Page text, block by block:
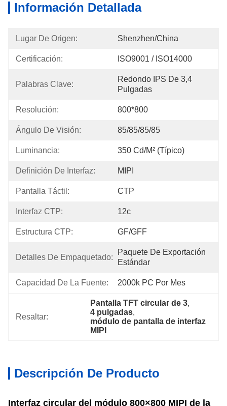
Información Detallada
Lugar De Origen: Shenzhen/China
Certificación: ISO9001 / ISO14000
Palabras Clave:
Redondo IPS De 3,4
Pulgadas
Resolución: 800*800
Ángulo De Visión: 85/85/85/85
Luminancia: 350 Cd/m² (típico)
Definición De Interfaz: MIPI
Pantalla Táctil: CTP
Interfaz CTP: 12c
Estructura CTP: GF/GFF
Detalles De Empaquetado:
Paquete De Exportación
Estándar
Capacidad De La Fuente: 2000k PC Por Mes
Resaltar:
Pantalla TFT circular de 3,
4 pulgadas,
módulo de pantalla de interfaz
MIPI
Descripción De Producto
Interfaz circular del módulo 800×800 MIPI de la